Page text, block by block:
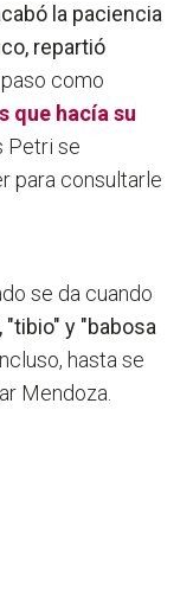
la paciencia
repartió
como
que hacía su
Petri se
para consultarle
se da cuando
"tibio" y "babosa
hasta se
Mendoza.